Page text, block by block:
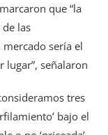
que “la
las
mercado sería el
señalaron
tres
bajo el